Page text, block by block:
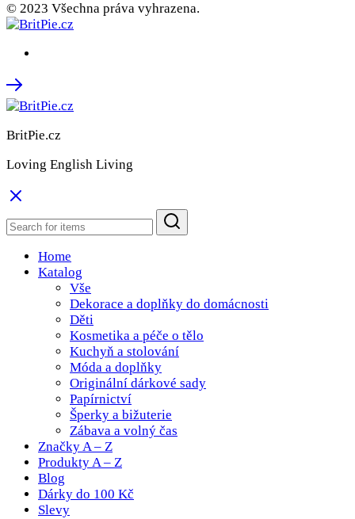
© 2023 Všechna práva vyhrazena.
BritPie.cz
Loving English Living
Home
Katalog
Vše
Dekorace a doplňky do domácnosti
Děti
Kosmetika a péče o tělo
Kuchyň a stolování
Móda a doplňky
Originální dárkové sady
Papírnictví
Šperky a bižuterie
Zábava a volný čas
Značky A – Z
Produkty A – Z
Blog
Dárky do 100 Kč
Slevy